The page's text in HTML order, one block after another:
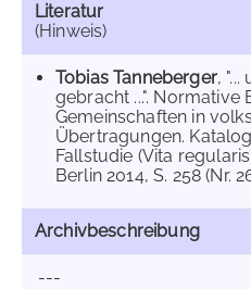
Literatur
(Hinweis)
Tobias Tanneberger,
gebracht ...". Normative
Gemeinschaften in
Übertragungen.
Fallstudie (Vita
Berlin 2014, S. 258 (Nr.
Archivbeschreibung
---